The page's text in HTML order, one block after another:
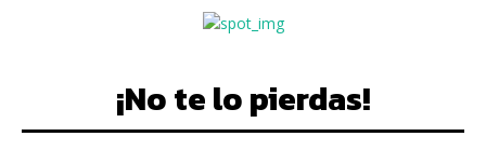
¡No te lo pierdas!